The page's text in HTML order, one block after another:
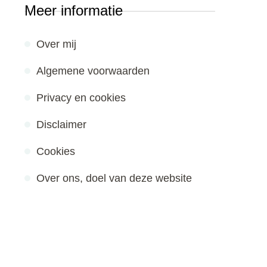
Meer informatie
Over mij
Algemene voorwaarden
Privacy en cookies
Disclaimer
Cookies
Over ons, doel van deze website